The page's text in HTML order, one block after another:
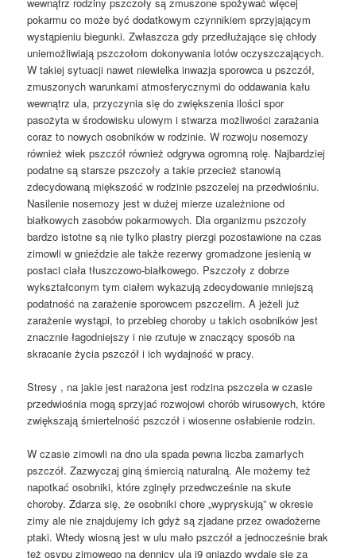
pokarmu co może być dodatkowym czynnikiem sprzyjającym
wystąpieniu biegunki. Zwłaszcza gdy przedłużające się chłody
uniemożliwiają pszczołom dokonywania lotów oczyszczających.
W takiej sytuacji nawet niewielka inwazja sporowca u pszczół,
zmuszonych warunkami atmosferycznymi do oddawania kału
wewnątrz ula, przyczynia się do zwiększenia ilości spor
pasożyta w środowisku ulowym i stwarza możliwości zarażania
coraz to nowych osobników w rodzinie. W rozwoju nosemozy
również wiek pszczół również odgrywa ogromną rolę. Najbardziej
podatne są starsze pszczoły a takie przecież stanowią
zdecydowaną miększość w rodzinie pszczelej na przedwiośniu.
Nasilenie nosemozy jest w dużej mierze uzależnione od
białkowych zasobów pokarmowych. Dla organizmu pszczoły
bardzo istotne są nie tylko plastry pierzgi pozostawione na czas
zimowli w gnieździe ale także rezerwy gromadzone jesienią w
postaci ciała tłuszczowo-białkowego. Pszczoły z dobrze
wykształconym tym ciałem wykazują zdecydowanie mniejszą
podatność na zarażenie sporowcem pszczelim. A jeżeli już
zarażenie wystąpi, to przebieg choroby u takich osobników jest
znacznie łagodniejszy i nie rzutuje w znaczący sposób na
skracanie życia pszczół i ich wydajność w pracy.
Stresy , na jakie jest narażona jest rodzina pszczela w czasie
przedwiośnia mogą sprzyjać rozwojowi chorób wirusowych, które
zwiększają śmiertelność pszczół i wiosenne osłabienie rodzin.
W czasie zimowli na dno ula spada pewna liczba zamarłych
pszczół. Zazwyczaj giną śmiercią naturalną. Ale możemy też
napotkać osobniki, które zginęły przedwcześnie na skute
choroby. Zdarza się, że osobniki chore „wypryskują” w okresie
zimy ale nie znajdujemy ich gdyż są zjadane przez owadożerne
ptaki. Wtedy wiosną jest w ulu mało pszczół a jednocześnie brak
też osypu zimowego na dennicy ula i9 gniazdo wydaje się za